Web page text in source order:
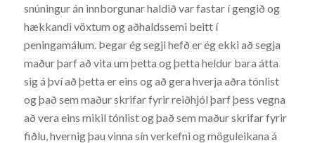
snúningur án innborgunar haldið var fastar í gengið og
hækkandi vöxtum og aðhaldssemi beitt í
peningamálum. Þegar ég segji hefð er ég ekki að segja
maður þarf að vita um þetta og þetta heldur bara átta
sig á því að þetta er eins og að gera hverja aðra tónlist
og það sem maður skrifar fyrir reiðhjól þarf þess vegna
að vera eins mikil tónlist og það sem maður skrifar fyrir
fiðlu, hvernig þau vinna sín verkefni og möguleikana á